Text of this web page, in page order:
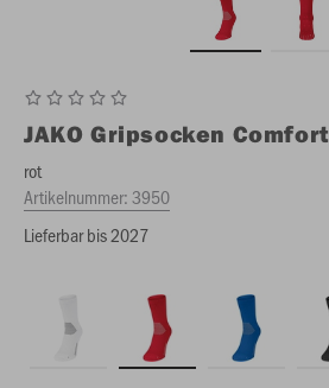
JAKO Gripsocken Comfort
rot
Artikelnummer:3950
Lieferbar bis 2027